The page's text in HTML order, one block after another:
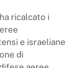
ricalcato i
e israeliane
di